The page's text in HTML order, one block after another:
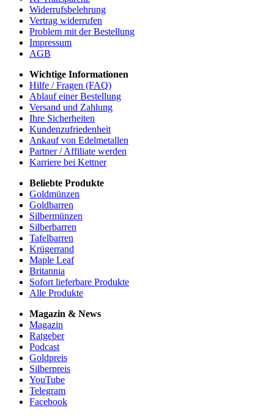
Widerrufsbelehrung
Vertrag widerrufen
Problem mit der Bestellung
Impressum
AGB
Wichtige Informationen
Hilfe / Fragen (FAQ)
Ablauf einer Bestellung
Versand und Zahlung
Ihre Sicherheiten
Kundenzufriedenheit
Ankauf von Edelmetallen
Partner / Affiliate werden
Karriere bei Kettner
Beliebte Produkte
Goldmünzen
Goldbarren
Silbermünzen
Silberbarren
Tafelbarren
Krügerrand
Maple Leaf
Britannia
Sofort lieferbare Produkte
Alle Produkte
Magazin & News
Magazin
Ratgeber
Podcast
Goldpreis
Silberpreis
YouTube
Telegram
Facebook